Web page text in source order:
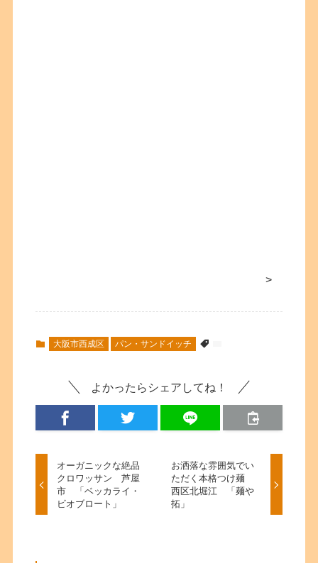
>
大阪市西成区 パン・サンドイッチ
よかったらシェアしてね！
オーガニックな絶品
クロワッサン 芦屋
市 「ベッカライ・
ビオブロート」
お洒落な雰囲気でい
ただく本格つけ麺
西区北堀江 「麺や
拓」